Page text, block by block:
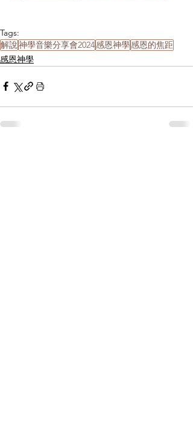
Tags:
解說神學音樂分享會2024感恩神學感恩的焦距
感恩神學